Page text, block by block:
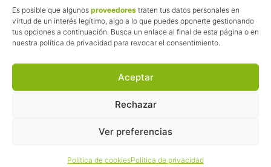
Es posible que algunos proveedores traten tus datos personales en
virtud de un interés legítimo, algo a lo que puedes oponerte gestionando
tus opciones a continuación. Busca un enlace al final de esta página o en
nuestra política de privacidad para revocar el consentimiento.
Aceptar
Rechazar
Ver preferencias
Política de cookiesPolítica de privacidad
Cuando recomiendo algún producto, pongo enlaces a tiendas
online que utilizo y, por cada compra que realizas, me llevo
una comisión sin que a ti te cueste más dinero.
Esas comisiones me permiten seguir manteniendo esta web,
las inscripciones a muchas de las marchas para después
Siempre escribo sobre productos y tiendas que he probado